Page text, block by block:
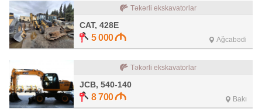
Təkərli ekskavatorlar
CAT, 428E
5 000 Ağcabədi
Təkərli ekskavatorlar
JCB, 540-140
8 700 Bakı